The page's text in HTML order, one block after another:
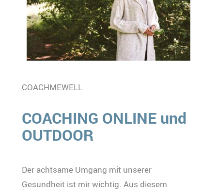
COACHMEWELL
COACHING ONLINE und
OUTDOOR
Der achtsame Umgang mit unserer
Gesundheit ist mir wichtig. Aus diesem